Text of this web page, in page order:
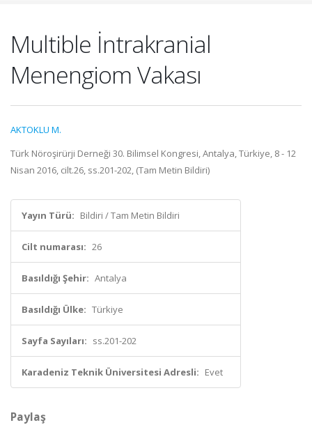
Multible İntrakranial
Menengiom Vakası
AKTOKLU M.
Türk Nöroşirürji Derneği 30. Bilimsel Kongresi, Antalya, Türkiye, 8 - 12
Nisan 2016, cilt.26, ss.201-202, (Tam Metin Bildiri)
Yayın Türü: Bildiri / Tam Metin Bildiri
Cilt numarası: 26
Basıldığı Şehir: Antalya
Basıldığı Ülke: Türkiye
Sayfa Sayıları: ss.201-202
Karadeniz Teknik Üniversitesi Adresli: Evet
Paylaş